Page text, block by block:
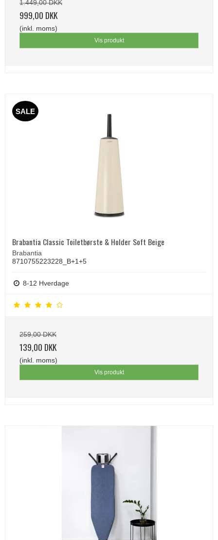
1.449,00 DKK
999,00 DKK
(inkl. moms)
Vis produkt
SALE
Brabantia Classic Toiletbørste & Holder Soft Beige
Brabantia
8710755223228_B+1+5
8-12 Hverdage
259,00 DKK
139,00 DKK
(inkl. moms)
Vis produkt